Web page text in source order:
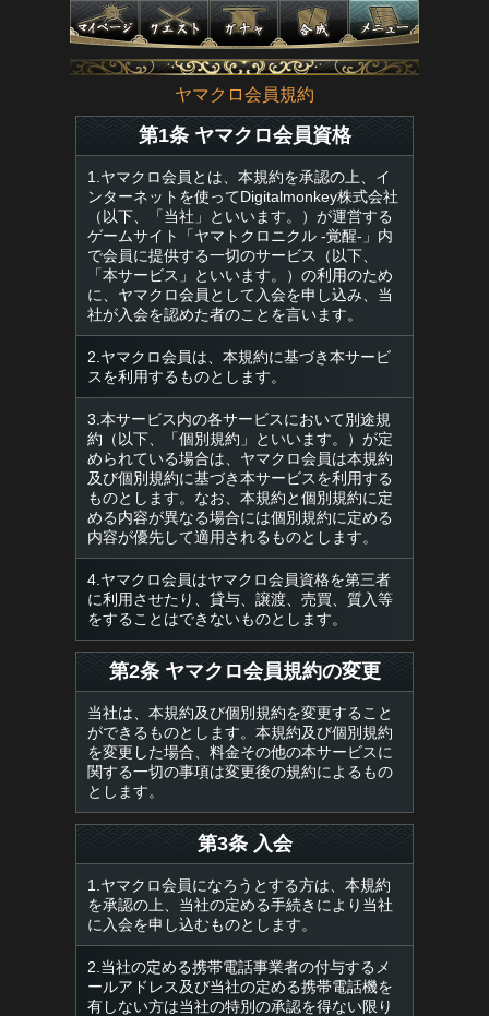
ヤマクロ会員規約
第1条 ヤマクロ会員資格
1.ヤマクロ会員とは、本規約を承認の上、イ
ンターネットを使ってDigitalmonkey株式会社
（以下、「当社」といいます。）が運営する
ゲームサイト「ヤマトクロニクル -覚醒-」内
で会員に提供する一切のサービス（以下、
「本サービス」といいます。）の利用のため
に、ヤマクロ会員として入会を申し込み、当
社が入会を認めた者のことを言います。
2.ヤマクロ会員は、本規約に基づき本サービ
スを利用するものとします。
3.本サービス内の各サービスにおいて別途規
約（以下、「個別規約」といいます。）が定
められている場合は、ヤマクロ会員は本規約
及び個別規約に基づき本サービスを利用する
ものとします。なお、本規約と個別規約に定
める内容が異なる場合には個別規約に定める
内容が優先して適用されるものとします。
4.ヤマクロ会員はヤマクロ会員資格を第三者
に利用させたり、貸与、譲渡、売買、質入等
をすることはできないものとします。
第2条 ヤマクロ会員規約の変更
当社は、本規約及び個別規約を変更すること
ができるものとします。本規約及び個別規約
を変更した場合、料金その他の本サービスに
関する一切の事項は変更後の規約によるもの
とします。
第3条 入会
1.ヤマクロ会員になろうとする方は、本規約
を承認の上、当社の定める手続きにより当社
に入会を申し込むものとします。
2.当社の定める携帯電話事業者の付与するメ
ールアドレス及び当社の定める携帯電話機を
有しない方は当社の特別の承認を得ない限り